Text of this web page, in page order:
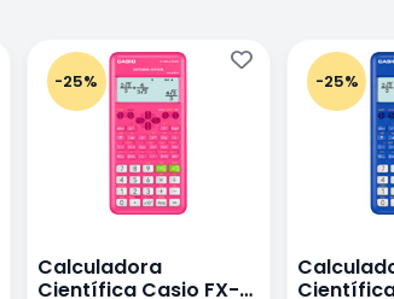
-25%
Calculadora
Científica Casio FX-
-25%